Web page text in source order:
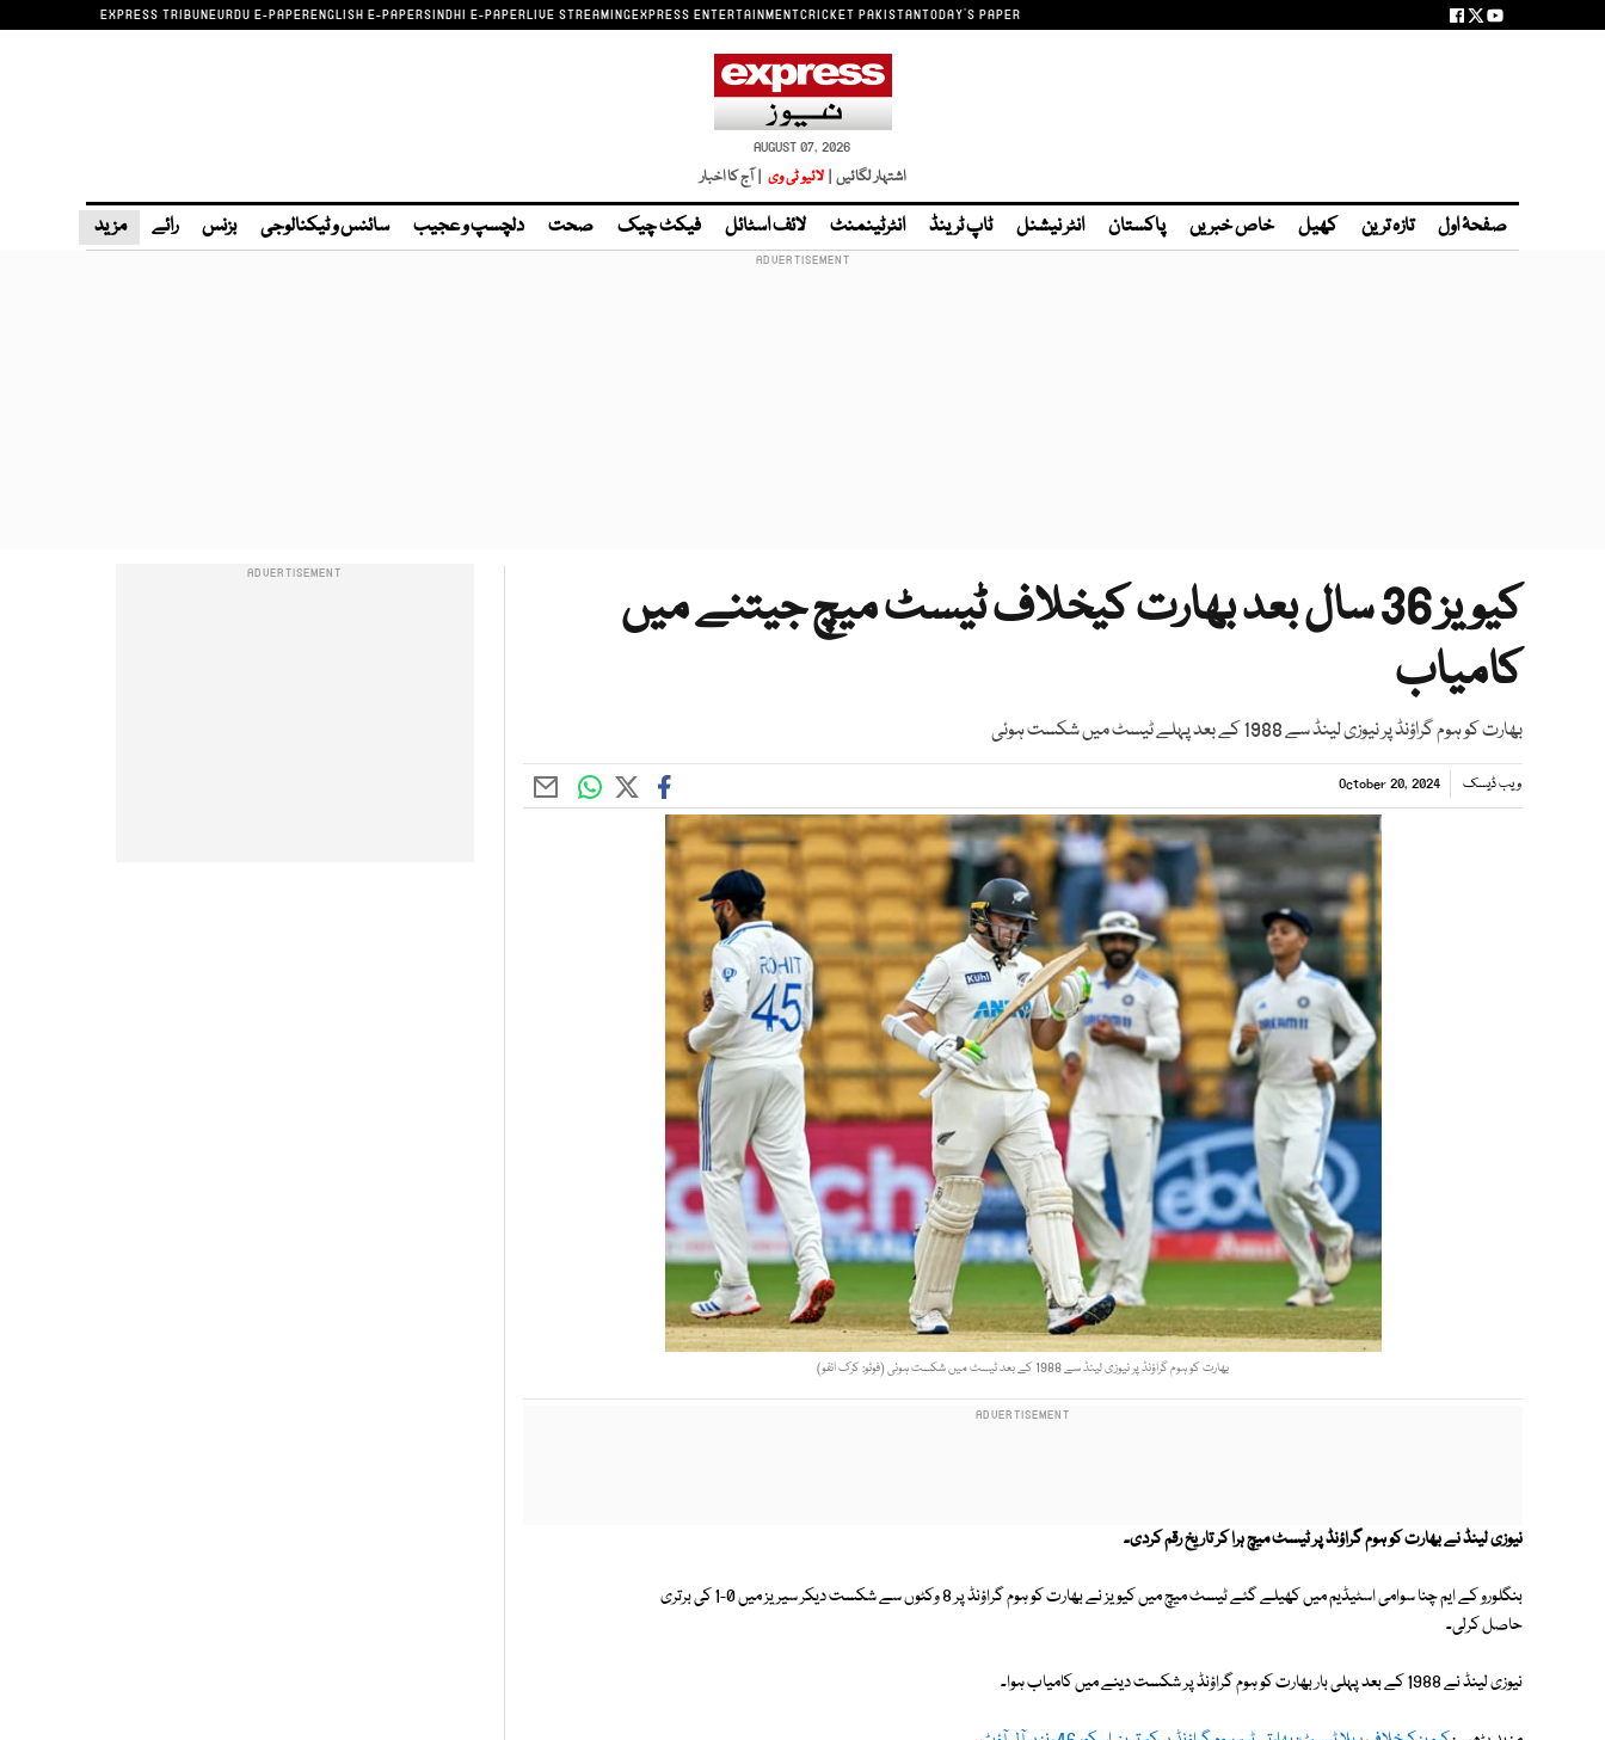
EXPRESS TRIBUNEURDU E-PAPERENGLISH E-PAPERSINDHI E-PAPERLIVE STREAMINGEXPRESS ENTERTAINMENTCRICKET PAKISTANTODAY'S PAPER
AUGUST 07, 2026
اشتہار لگائیں | لائیو ٹی وی | آج کا اخبار
صفحۂ اول تازہ ترین کھیل خاص خبریں پاکستان انٹر نیشنل ٹاپ ٹرینڈ انٹرٹینمنٹ لائف اسٹائل فیکٹ چیک صحت دلچسپ و عجیب سائنس و ٹیکنالوجی بزنس رائے مزید
کیویز 36 سال بعد بھارت کیخلاف ٹیسٹ میچ جیتنے میں
کامیاب
بھارت کو ہوم گراؤنڈ پر نیوزی لینڈ سے 1988 کے بعد پہلے ٹیسٹ میں شکست ہوئی
ویب ڈیسک October 20, 2024
بھارت کو ہوم گراؤنڈ پر نیوزی لینڈ سے 1988 کے بعد ٹیسٹ میں شکست ہوئی (فوٹو: کرک انفو)
نیوزی لینڈ نے بھارت کو ہوم گراؤنڈ پر ٹیسٹ میچ ہرا کر تاریخ رقم کردی۔
بنگلورو کے ایم چنا سوامی اسٹیڈیم میں کھیلے گئے ٹیسٹ میچ میں کیویز نے بھارت کو ہوم گراؤنڈ پر 8 وکٹوں سے شکست دیکر سیریز میں 0-1 کی برتری
حاصل کرلی۔
نیوزی لینڈ نے 1988 کے بعد پہلی بار بھارت کو ہوم گراؤنڈ پر شکست دینے میں کامیاب ہوا۔